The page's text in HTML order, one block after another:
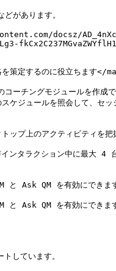
があります。
docsz/
策定するのに役立ちます</
コーチングモジュールを
ジュールを照会して、セ
プ上のアクティビティを把
タラクション中に最大 4
Ask QM を有効にできま
Ask QM を有効にでき
しています。